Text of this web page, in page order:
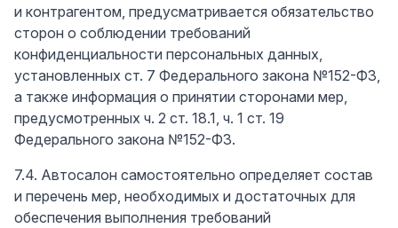
и контрагентом, предусматривается обязательство
сторон о соблюдении требований
конфиденциальности персональных данных,
установленных ст. 7 Федерального закона №152-ФЗ,
а также информация о принятии сторонами мер,
предусмотренных ч. 2 ст. 18.1, ч. 1 ст. 19
Федерального закона №152-ФЗ.
7.4. Автосалон самостоятельно определяет состав
и перечень мер, необходимых и достаточных для
обеспечения выполнения требований